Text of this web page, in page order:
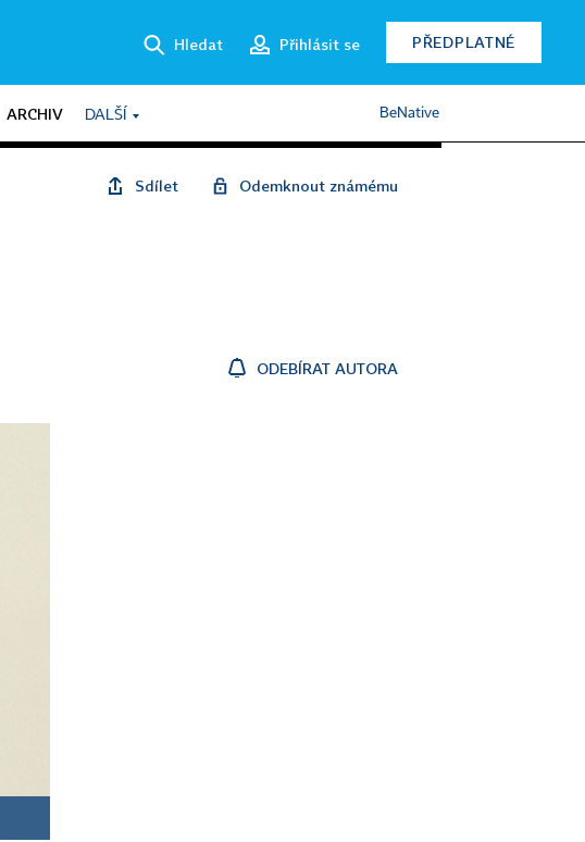
Hledat Přihlásit se PŘEDPLATNÉ
ARCHIV DALŠÍ BeNative
Sdílet Odemknout známému
ODEBÍRAT AUTORA